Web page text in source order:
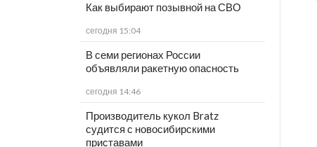
Как выбирают позывной на СВО
сегодня 15:04
В семи регионах России
объявляли ракетную опасность
сегодня 14:46
Производитель кукол Bratz
судится с новосибирскими
приставами